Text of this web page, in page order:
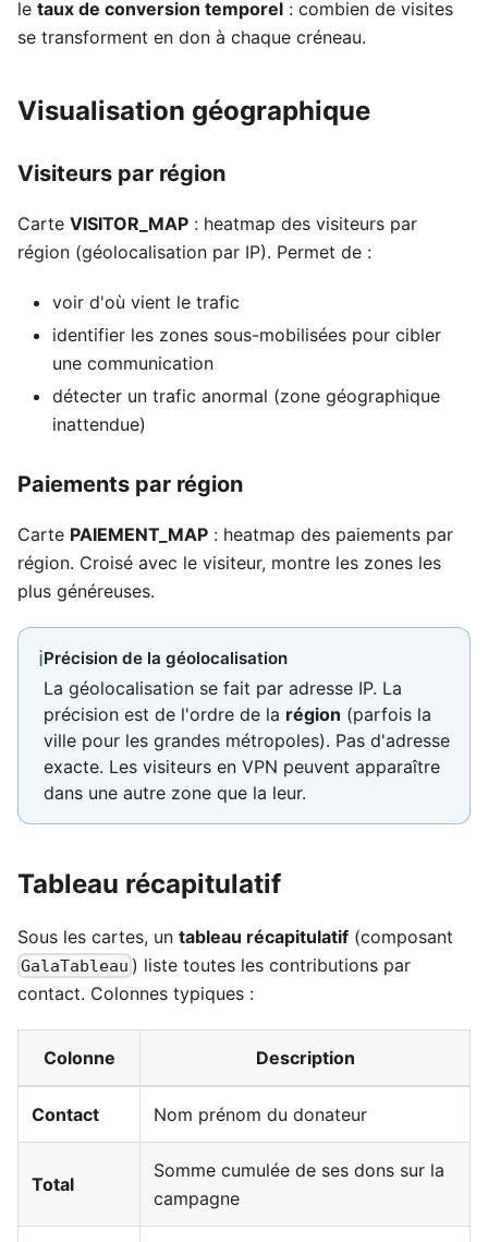
le taux de conversion temporel : combien de visites
se transforment en don à chaque créneau.
Visualisation géographique
Visiteurs par région
Carte VISITOR_MAP : heatmap des visiteurs par
région (géolocalisation par IP). Permet de :
voir d'où vient le trafic
identifier les zones sous-mobilisées pour cibler
une communication
détecter un trafic anormal (zone géographique
inattendue)
Paiements par région
Carte PAIEMENT_MAP : heatmap des paiements par
région. Croisé avec le visiteur, montre les zones les
plus généreuses.
ℹPrécision de la géolocalisation
La géolocalisation se fait par adresse IP. La
précision est de l'ordre de la région (parfois la
ville pour les grandes métropoles). Pas d'adresse
exacte. Les visiteurs en VPN peuvent apparaître
dans une autre zone que la leur.
Tableau récapitulatif
Sous les cartes, un tableau récapitulatif (composant
GalaTableau ) liste toutes les contributions par
contact. Colonnes typiques :
Colonne Description
Contact Nom prénom du donateur
Total
Somme cumulée de ses dons sur la
campagne